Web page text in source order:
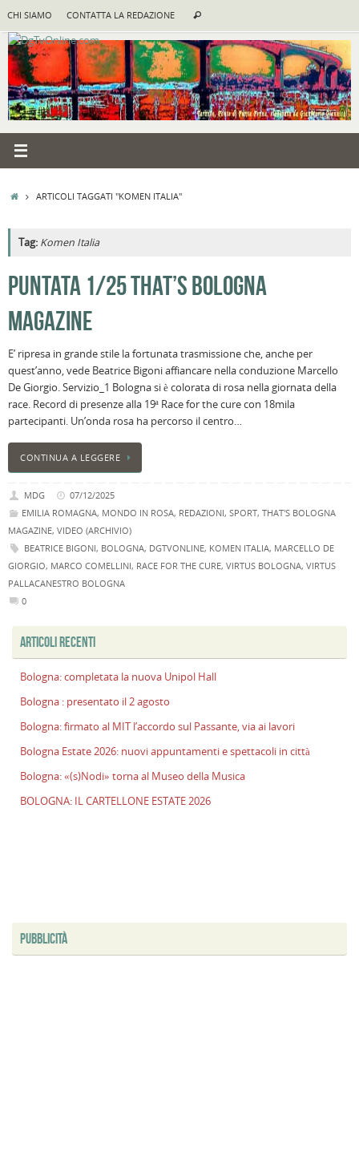
contenuto
CHI SIAMO CONTATTA LA REDAZIONE Cerca
HOMEARTICOLI TAGGATI "KOMEN ITALIA"
Tag: Komen Italia
PUNTATA 1/25 THAT’S BOLOGNA
MAGAZINE
E’ ripresa in grande stile la fortunata trasmissione che, anche per
quest’anno, vede Beatrice Bigoni affiancare nella conduzione Marcello
De Giorgio. Servizio_1 Bologna si è colorata di rosa nella giornata della
race. Record di presenze alla 19ª Race for the cure con 18mila
partecipanti. Un’onda rosa ha percorso il centro…
CONTINUA A LEGGERE
MDG
07/12/2025
EMILIA ROMAGNA, MONDO IN ROSA, REDAZIONI, SPORT, THAT'S BOLOGNA
MAGAZINE, VIDEO (ARCHIVIO)
BEATRICE BIGONI, BOLOGNA, DGTVONLINE, KOMEN ITALIA, MARCELLO DE
GIORGIO, MARCO COMELLINI, RACE FOR THE CURE, VIRTUS BOLOGNA, VIRTUS
PALLACANESTRO BOLOGNA
0
ARTICOLI RECENTI
Bologna: completata la nuova Unipol Hall
Bologna : presentato il 2 agosto
Bologna: firmato al MIT l’accordo sul Passante, via ai lavori
Bologna Estate 2026: nuovi appuntamenti e spettacoli in città
Bologna: «(s)Nodi» torna al Museo della Musica
BOLOGNA: IL CARTELLONE ESTATE 2026
PUBBLICITÀ